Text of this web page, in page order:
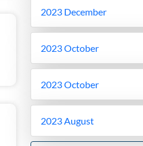
2023 December
2023 October
2023 October
2023 August